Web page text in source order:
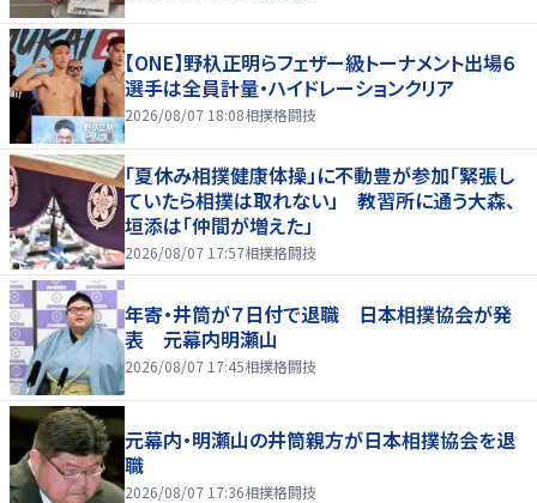
【ONE】野杁正明らフェザー級トーナメント出場６
選手は全員計量・ハイドレーションクリア
2026/08/07 18:08相撲格闘技
「夏休み相撲健康体操」に不動豊が参加「緊張し
ていたら相撲は取れない」 教習所に通う大森、
垣添は「仲間が増えた」
2026/08/07 17:57相撲格闘技
年寄・井筒が７日付で退職 日本相撲協会が発
表 元幕内明瀬山
2026/08/07 17:45相撲格闘技
元幕内・明瀬山の井筒親方が日本相撲協会を退
職
2026/08/07 17:36相撲格闘技